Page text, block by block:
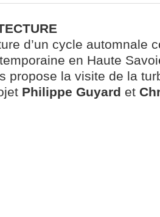
d’un cycle automnale
en Haute
propose la visite de la
Philippe Guyard et